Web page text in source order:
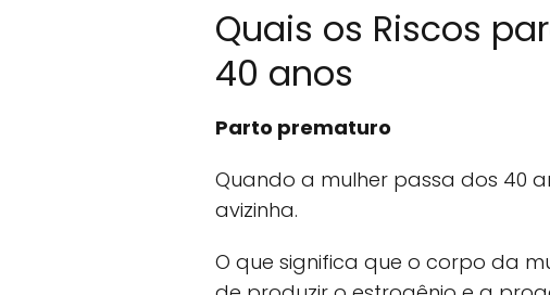
Quais os Riscos
40 anos
Parto prematuro
Quando a mulher passa dos 40
avizinha.
O que significa que o corpo da